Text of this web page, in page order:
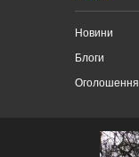
Новини
Блоги
Оголошення